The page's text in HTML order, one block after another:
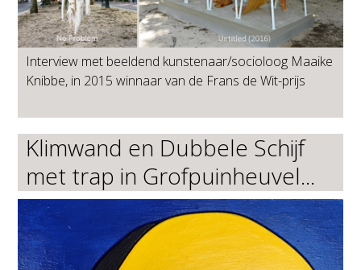
Interview met beeldend kunstenaar/socioloog Maaike
Knibbe, in 2015 winnaar van de Frans de Wit-prijs
Klimwand en Dubbele Schijf
met trap in Grofpuinheuvel...